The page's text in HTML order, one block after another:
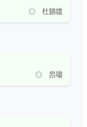
◎ 杜錦雄
◎ 昂嘯